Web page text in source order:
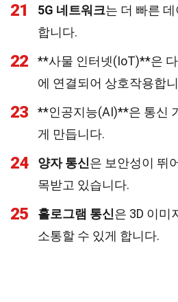
21 5G 네트워크는 더 빠른
합니다.
22
**사물 인터넷(IoT)**은
에 연결되어 상호작용합
23
**인공지능(AI)**은 통신
게 만듭니다.
24 양자 통신은 보안성이 뛰
목받고 있습니다.
25 홀로그램 통신은 3D 이미
소통할 수 있게 합니다.